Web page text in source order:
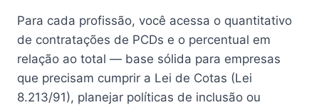
Para cada profissão, você acessa o quantitativo
de contratações de PCDs e o percentual em
relação ao total — base sólida para empresas
que precisam cumprir a Lei de Cotas (Lei
8.213/91), planejar políticas de inclusão ou